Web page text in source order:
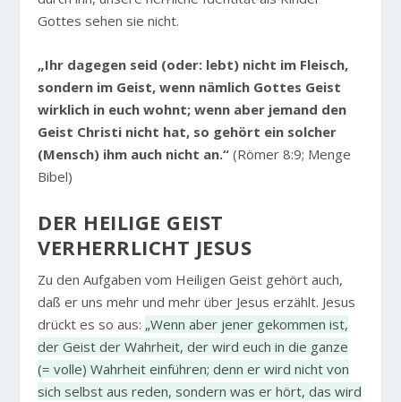
Gottes sehen sie nicht.
„Ihr dagegen seid (oder: lebt) nicht im Fleisch,
sondern im Geist, wenn nämlich Gottes Geist
wirklich in euch wohnt; wenn aber jemand den
Geist Christi nicht hat, so gehört ein solcher
(Mensch) ihm auch nicht an.“ (Römer 8:9; Menge
Bibel)
DER HEILIGE GEIST
VERHERRLICHT JESUS
Zu den Aufgaben vom Heiligen Geist gehört auch,
daß er uns mehr und mehr über Jesus erzählt. Jesus
drückt es so aus: „Wenn aber jener gekommen ist,
der Geist der Wahrheit, der wird euch in die ganze
(= volle) Wahrheit einführen; denn er wird nicht von
sich selbst aus reden, sondern was er hört, das wird